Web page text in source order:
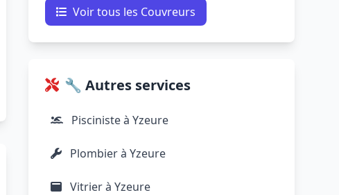
Voir tous les Couvreurs
🔧 Autres services
Pisciniste à Yzeure
Plombier à Yzeure
Vitrier à Yzeure